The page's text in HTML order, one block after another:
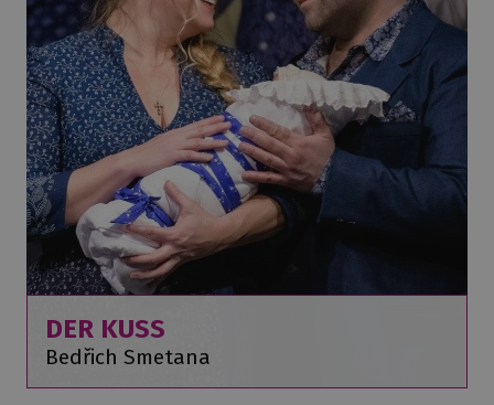
DER KUSS
Bedřich Smetana